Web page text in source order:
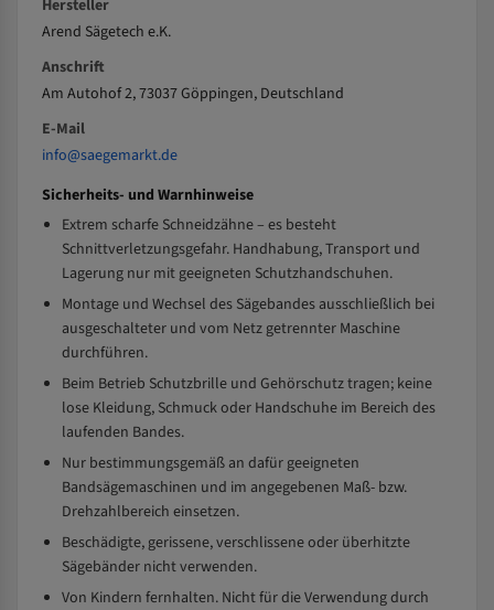
Hersteller
Arend Sägetech e.K.
Anschrift
Am Autohof 2, 73037 Göppingen, Deutschland
E-Mail
info@saegemarkt.de
Sicherheits- und Warnhinweise
Extrem scharfe Schneidzähne – es besteht
Schnittverletzungsgefahr. Handhabung, Transport und
Lagerung nur mit geeigneten Schutzhandschuhen.
Montage und Wechsel des Sägebandes ausschließlich bei
ausgeschalteter und vom Netz getrennter Maschine
durchführen.
Beim Betrieb Schutzbrille und Gehörschutz tragen; keine
lose Kleidung, Schmuck oder Handschuhe im Bereich des
laufenden Bandes.
Nur bestimmungsgemäß an dafür geeigneten
Bandsägemaschinen und im angegebenen Maß- bzw.
Drehzahlbereich einsetzen.
Beschädigte, gerissene, verschlissene oder überhitzte
Sägebänder nicht verwenden.
Von Kindern fernhalten. Nicht für die Verwendung durch